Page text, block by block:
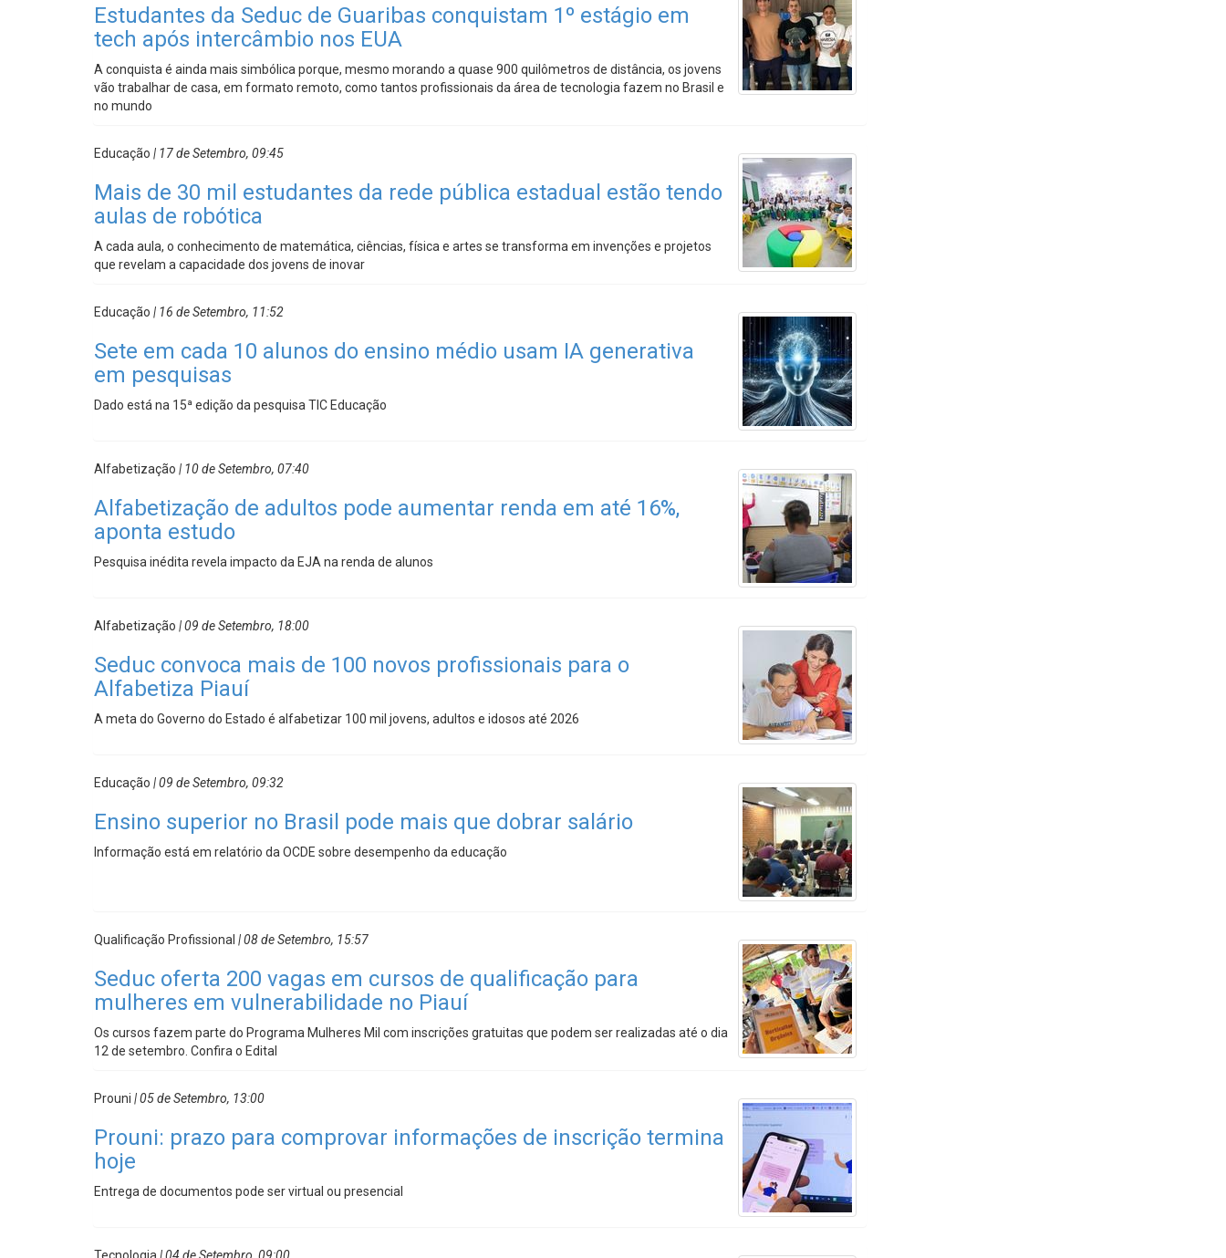
Estudantes da Seduc de Guaribas conquistam 1º estágio em
tech após intercâmbio nos EUA
A conquista é ainda mais simbólica porque, mesmo morando a quase 900 quilômetros de distância, os jovens
vão trabalhar de casa, em formato remoto, como tantos profissionais da área de tecnologia fazem no Brasil e
no mundo
Educação | 17 de Setembro, 09:45
Mais de 30 mil estudantes da rede pública estadual estão tendo
aulas de robótica
A cada aula, o conhecimento de matemática, ciências, física e artes se transforma em invenções e projetos
que revelam a capacidade dos jovens de inovar
Educação | 16 de Setembro, 11:52
Sete em cada 10 alunos do ensino médio usam IA generativa
em pesquisas
Dado está na 15ª edição da pesquisa TIC Educação
Alfabetização | 10 de Setembro, 07:40
Alfabetização de adultos pode aumentar renda em até 16%,
aponta estudo
Pesquisa inédita revela impacto da EJA na renda de alunos
Alfabetização | 09 de Setembro, 18:00
Seduc convoca mais de 100 novos profissionais para o
Alfabetiza Piauí
A meta do Governo do Estado é alfabetizar 100 mil jovens, adultos e idosos até 2026
Educação | 09 de Setembro, 09:32
Ensino superior no Brasil pode mais que dobrar salário
Informação está em relatório da OCDE sobre desempenho da educação
Qualificação Profissional | 08 de Setembro, 15:57
Seduc oferta 200 vagas em cursos de qualificação para
mulheres em vulnerabilidade no Piauí
Os cursos fazem parte do Programa Mulheres Mil com inscrições gratuitas que podem ser realizadas até o dia
12 de setembro. Confira o Edital
Prouni | 05 de Setembro, 13:00
Prouni: prazo para comprovar informações de inscrição termina
hoje
Entrega de documentos pode ser virtual ou presencial